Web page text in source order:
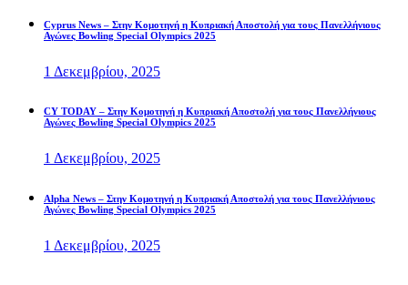
Cyprus News – Στην Κομοτηνή η Κυπριακή Αποστολή για τους Πανελλήνιους
Αγώνες Bowling Special Olympics 2025
1 Δεκεμβρίου, 2025
CY TODAY – Στην Κομοτηνή η Κυπριακή Αποστολή για τους Πανελλήνιους
Αγώνες Bowling Special Olympics 2025
1 Δεκεμβρίου, 2025
Alpha News – Στην Κομοτηνή η Κυπριακή Αποστολή για τους Πανελλήνιους
Αγώνες Bowling Special Olympics 2025
1 Δεκεμβρίου, 2025